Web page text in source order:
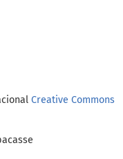
Creative Commons